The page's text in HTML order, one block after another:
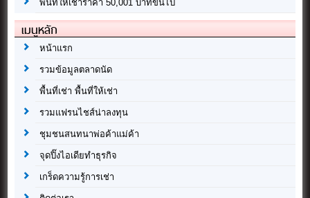
พื้นที่ให้เช่าราคา 50,001 บาทขึ้นไป
เมนูหลัก
หน้าแรก
รวมข้อมูลตลาดนัด
พื้นที่เช่า พื้นที่ให้เช่า
รวมแฟรนไชส์น่าลงทุน
ชุมชนสนทนาพ่อค้าแม่ค้า
จุดปิ๊งไอเดียทำธุรกิจ
เกร็ดความรู้การเช่า